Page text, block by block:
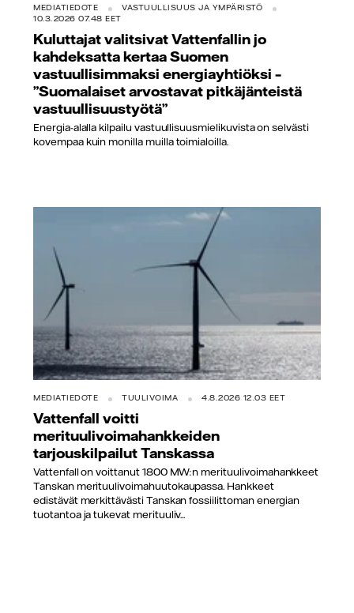
MEDIATIEDOTE
VASTUULLISUUS JA YMPÄRISTÖ
10.3.2026 07.48 EET
Kuluttajat valitsivat Vattenfallin jo
kahdeksatta kertaa Suomen
vastuullisimmaksi energiayhtiöksi –
”Suomalaiset arvostavat pitkäjänteistä
vastuullisuustyötä”
Energia-alalla kilpailu vastuullisuusmielikuvista on selvästi
kovempaa kuin monilla muilla toimialoilla.
MEDIATIEDOTE TUULIVOIMA 4.8.2026 12.03 EET
Vattenfall voitti
merituulivoimahankkeiden
tarjouskilpailut Tanskassa
Vattenfall on voittanut 1800 MW:n merituulivoimahankkeet
Tanskan merituulivoimahuutokaupassa. Hankkeet
edistävät merkittävästi Tanskan fossiilittoman energian
tuotantoa ja tukevat merituuliv...